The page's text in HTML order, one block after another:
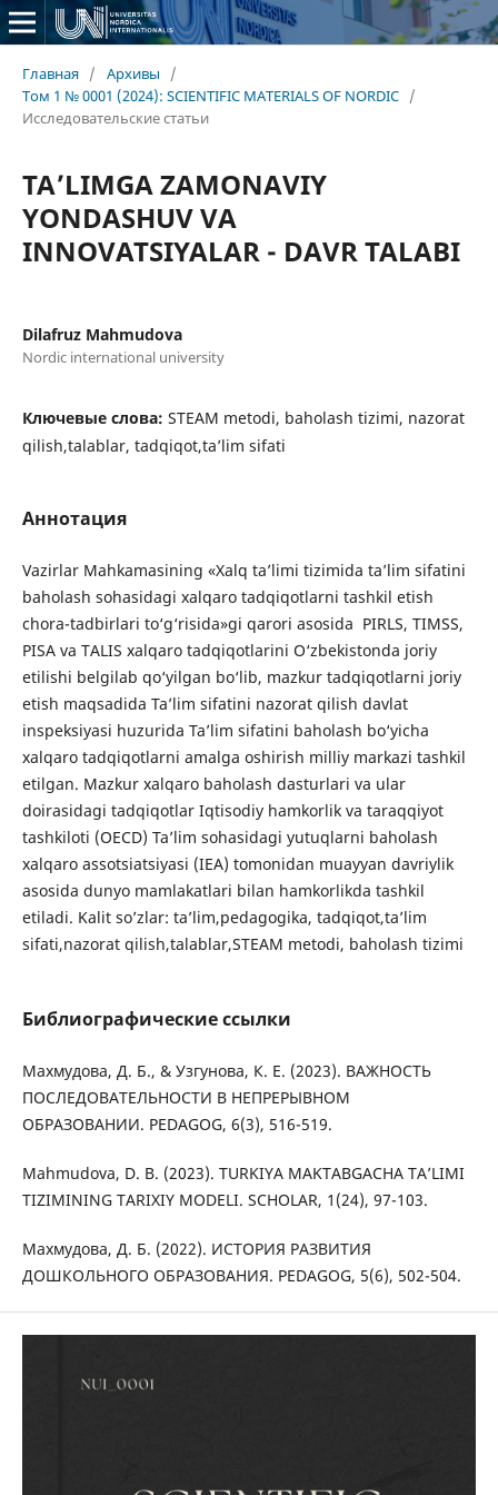
Главная / Архивы
/
Том 1 № 0001 (2024): SCIENTIFIC MATERIALS OF NORDIC /
Исследовательские статьи
TA’LIMGA ZAMONAVIY
YONDASHUV VA
INNOVATSIYALAR - DAVR TALABI
Dilafruz Mahmudova
Nordic international university
Ключевые слова: STEAM metodi, baholash tizimi, nazorat
qilish,talablar, tadqiqot,ta’lim sifati
Аннотация
Vazirlar Mahkamasining «Xalq ta’limi tizimida ta’lim sifatini
baholash sohasidagi xalqaro tadqiqotlarni tashkil etish
chora-tadbirlari to‘g‘risida»gi qarori asosida PIRLS, TIMSS,
PISA va TALIS xalqaro tadqiqotlarini O‘zbekistonda joriy
etilishi belgilab qo‘yilgan bo‘lib, mazkur tadqiqotlarni joriy
etish maqsadida Ta’lim sifatini nazorat qilish davlat
inspeksiyasi huzurida Ta’lim sifatini baholash bo‘yicha
xalqaro tadqiqotlarni amalga oshirish milliy markazi tashkil
etilgan. Mazkur xalqaro baholash dasturlari va ular
doirasidagi tadqiqotlar Iqtisodiy hamkorlik va taraqqiyot
tashkiloti (OECD) Ta’lim sohasidagi yutuqlarni baholash
xalqaro assotsiatsiyasi (IEA) tomonidan muayyan davriylik
asosida dunyo mamlakatlari bilan hamkorlikda tashkil
etiladi. Kalit so’zlar: ta’lim,pedagogika, tadqiqot,ta’lim
sifati,nazorat qilish,talablar,STEAM metodi, baholash tizimi
Библиографические ссылки
Махмудова, Д. Б., & Узгунова, К. Е. (2023). ВАЖНОСТЬ
ПОСЛЕДОВАТЕЛЬНОСТИ В НЕПРЕРЫВНОМ
ОБРАЗОВАНИИ. PEDAGOG, 6(3), 516-519.
Mahmudova, D. B. (2023). TURKIYA MAKTABGACHA TAʼLIMI
TIZIMINING TARIXIY MODELI. SCHOLAR, 1(24), 97-103.
Махмудова, Д. Б. (2022). ИСТОРИЯ РАЗВИТИЯ
ДОШКОЛЬНОГО ОБРАЗОВАНИЯ. PEDAGOG, 5(6), 502-504.